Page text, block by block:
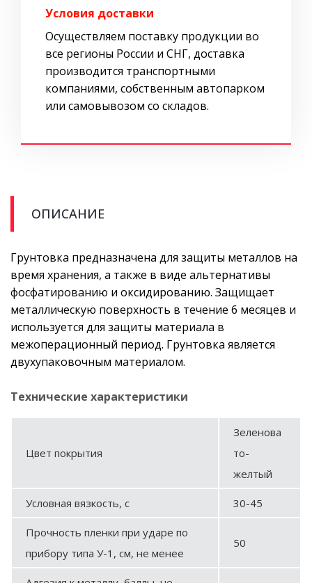
Условия доставки
Осуществляем поставку продукции во
все регионы России и СНГ, доставка
производится транспортными
компаниями, собственным автопарком
или самовывозом со складов.
ОПИСАНИЕ
Грунтовка предназначена для защиты металлов на
время хранения, а также в виде альтернативы
фосфатированию и оксидированию. Защищает
металлическую поверхность в течение 6 месяцев и
используется для защиты материала в
межоперационный период. Грунтовка является
двухупаковочным материалом.
Технические характеристики
Цвет покрытия
Зеленова
то-
желтый
Условная вязкость, с 30-45
Прочность пленки при ударе по
прибору типа У-1, см, не менее
50